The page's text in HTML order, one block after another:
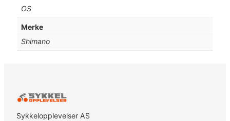
.
OS
Merke
Shimano
Sykkelopplevelser AS